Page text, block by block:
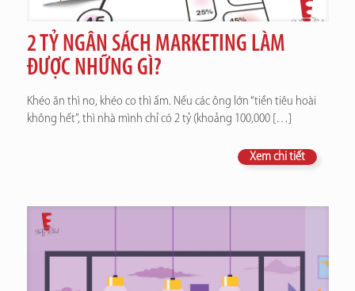
2 TỶ NGÂN SÁCH MARKETING LÀM
ĐƯỢC NHỮNG GÌ?
Khéo ăn thì no, khéo co thì ấm. Nếu các ông lớn “tiền tiêu hoài
không hết”, thì nhà mình chỉ có 2 tỷ (khoảng 100,000[…]
Xem chi tiết